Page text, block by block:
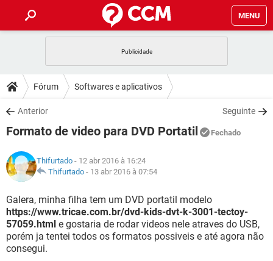
MENU
CELULAR FACEBOOK
OUTLOOK
INSTAGRAM GMAIL
GUIA DE COMPRAS
DICAS
JOGOS WHATSAPP
INSTAGRAM
GUIA DE COMPRAS
DOWNLOADS
JOGOS WHATSAPP
CELULAR
OUTLOOK EXCEL
INSTAGRAM
GUIA DE COMPRAS
JOGOS
CELULAR
OUTLOOK EXCEL
INSTAGRAM GMAIL
GUIA DE COMPRAS
GLOSSÁRIO
JOGOS WHATSAPP
CELULAR FACEBOOK
OUTLOOK EXCEL
INSTAGRAM
Fórum Softwares e aplicativos
Anterior Seguinte
Formato de video para DVD Portatil Fechado
Thifurtado - 12 abr 2016 à 16:24
Thifurtado - 13 abr 2016 à 07:54
Galera, minha filha tem um DVD portatil modelo
https://www.tricae.com.br/dvd-kids-dvt-k-3001-tectoy-
57059.html e gostaria de rodar videos nele atraves do USB,
porém ja tentei todos os formatos possiveis e até agora não
consegui.